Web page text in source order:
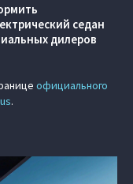
седан
дилеров
официального
.